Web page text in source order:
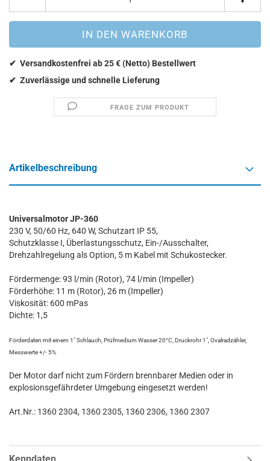
FRAGE ZUM PRODUKT
Artikelbeschreibung
Universalmotor JP-360
230 V, 50/60 Hz, 640 W, Schutzart IP 55,
Schutzklasse I, Überlastungsschutz, Ein-/Ausschalter,
Drehzahlregelung als Option, 5 m Kabel mit Schuko­stecker.
Fördermenge: 93 l/min (Rotor), 74 l/min (Impeller)
Förderhöhe: 11 m (Rotor), 26 m (Impeller)
Viskosität: 600 mPas
Dichte: 1,5
Förderdaten mit einem 1" Schlauch, Prüfmedium Wasser 20°C, Druckrohr 1", Ovalradzähler,
Messwerte +/- 5%
Der Motor darf nicht zum Fördern brennbarer Medien oder in
explosionsgefährdeter Umgebung eingesetzt werden!
Art.Nr.: 1360 2304, 1360 2305, 1360 2306, 1360 2307